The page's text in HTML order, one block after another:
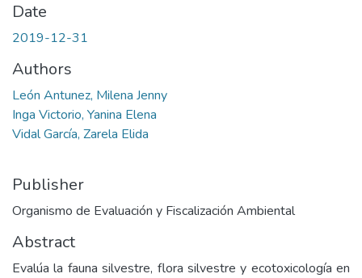
Date
2019-12-31
Authors
León Antunez, Milena Jenny
Inga Victorio, Yanina Elena
Vidal García, Zarela Elida
Publisher
Organismo de Evaluación y Fiscalización Ambiental
Abstract
Evalúa la fauna silvestre, flora silvestre y ecotoxicología en